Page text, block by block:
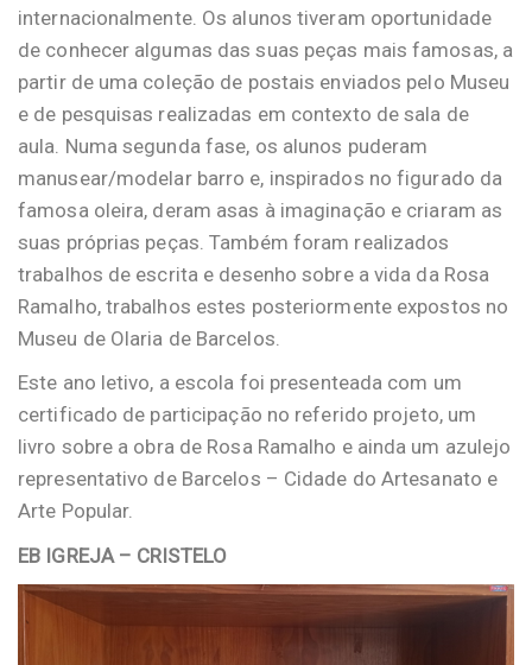
internacionalmente. Os alunos tiveram oportunidade
de conhecer algumas das suas peças mais famosas, a
partir de uma coleção de postais enviados pelo Museu
e de pesquisas realizadas em contexto de sala de
aula. Numa segunda fase, os alunos puderam
manusear/modelar barro e, inspirados no figurado da
famosa oleira, deram asas à imaginação e criaram as
suas próprias peças. Também foram realizados
trabalhos de escrita e desenho sobre a vida da Rosa
Ramalho, trabalhos estes posteriormente expostos no
Museu de Olaria de Barcelos.
Este ano letivo, a escola foi presenteada com um
certificado de participação no referido projeto, um
livro sobre a obra de Rosa Ramalho e ainda um azulejo
representativo de Barcelos – Cidade do Artesanato e
Arte Popular.
EB IGREJA – CRISTELO